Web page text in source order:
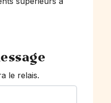
le relais.